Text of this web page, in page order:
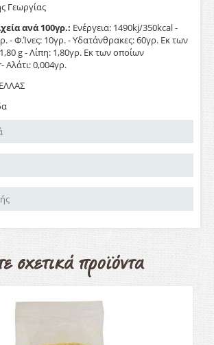
Γεωργίας
ανά 100γρ.: Ενέργεια: 1490kj/350kcal -
- Φ.Ίνες: 10γρ. - Υδατάνθρακες: 60γρ. Εκ των
g - Λίπη: 1,80γρ. Εκ των οποίων
Αλάτι: 0,004γρ.